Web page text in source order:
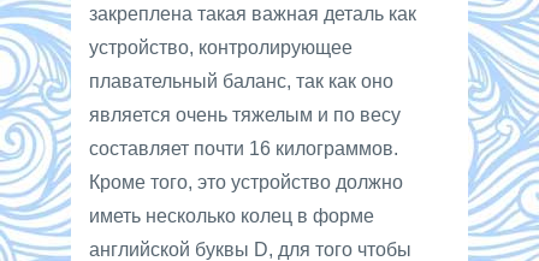
закреплена такая важная деталь как
устройство, контролирующее
плавательный баланс, так как оно
является очень тяжелым и по весу
составляет почти 16 килограммов.
Кроме того, это устройство должно
иметь несколько колец в форме
английской буквы D, для того чтобы